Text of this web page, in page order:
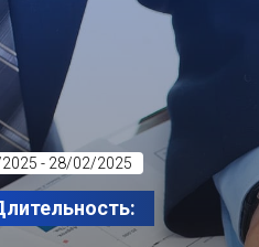
- 28/02/2025